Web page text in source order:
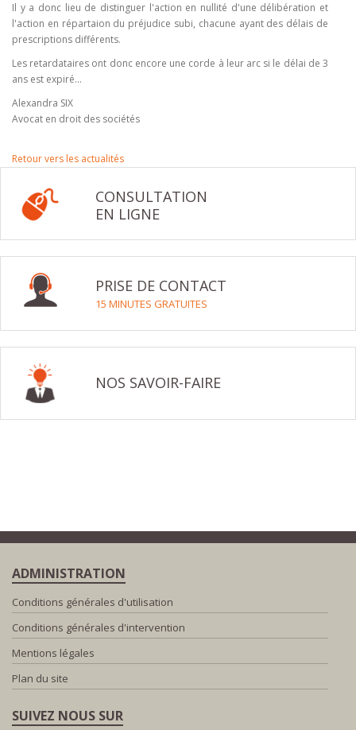
Il y a donc lieu de distinguer l'action en nullité d'une délibération et
l'action en répartaion du préjudice subi, chacune ayant des délais de
prescriptions différents.
Les retardataires ont donc encore une corde à leur arc si le délai de 3
ans est expiré...
Alexandra SIX
Avocat en droit des sociétés
Retour vers les actualités
CONSULTATION
EN LIGNE
PRISE DE CONTACT
15 MINUTES GRATUITES
NOS SAVOIR-FAIRE
ADMINISTRATION
Conditions générales d'utilisation
Conditions générales d'intervention
Mentions légales
Plan du site
SUIVEZ NOUS SUR